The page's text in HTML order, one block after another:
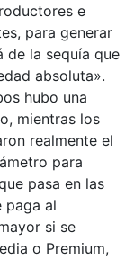
e
para generar
de la sequía que
absoluta».
hubo una
mientras los
realmente el
para
pasa en las
paga al
si se
o Premium,